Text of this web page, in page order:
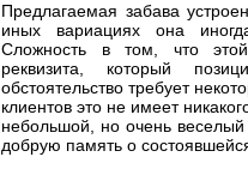
Предлагаемая забава
иных вариациях она
Сложность в том, что
реквизита, который
обстоятельство требует
клиентов это не имеет
небольшой, но очень
добрую память о